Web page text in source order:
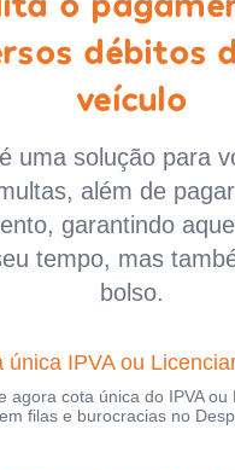
débitos
veículo
uma solução para
além de
garantindo
tempo, mas
bolso.
única IPVA ou
agora cota única do IPVA ou
filas e burocracias no